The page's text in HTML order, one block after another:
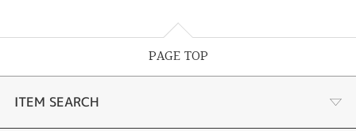
PAGE TOP
ITEM SEARCH